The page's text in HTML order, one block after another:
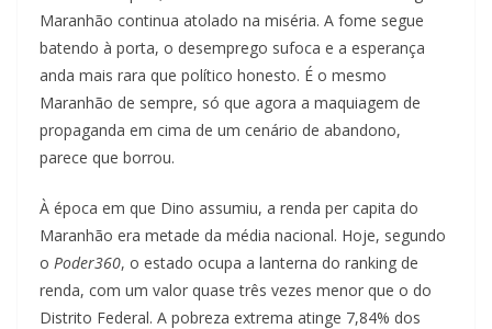
Maranhão continua atolado na miséria. A fome segue
batendo à porta, o desemprego sufoca e a esperança
anda mais rara que político honesto. É o mesmo
Maranhão de sempre, só que agora a maquiagem de
propaganda em cima de um cenário de abandono,
parece que borrou.
À época em que Dino assumiu, a renda per capita do
Maranhão era metade da média nacional. Hoje, segundo
o Poder360, o estado ocupa a lanterna do ranking de
renda, com um valor quase três vezes menor que o do
Distrito Federal. A pobreza extrema atinge 7,84% dos